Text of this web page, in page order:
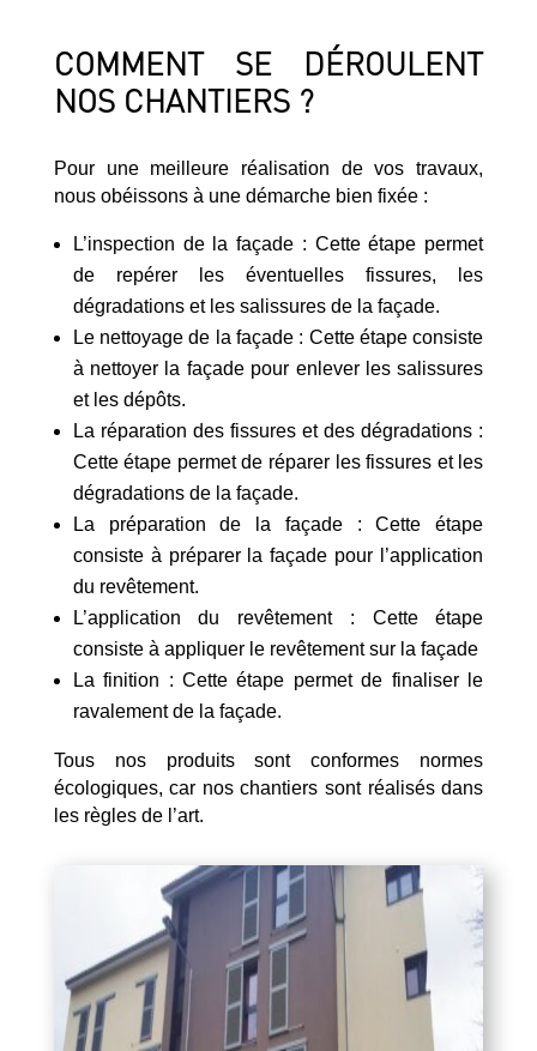
COMMENT SE DÉROULENT
NOS CHANTIERS ?
Pour une meilleure réalisation de vos travaux,
nous obéissons à une démarche bien fixée :
L’inspection de la façade : Cette étape permet
de repérer les éventuelles fissures, les
dégradations et les salissures de la façade.
Le nettoyage de la façade : Cette étape consiste
à nettoyer la façade pour enlever les salissures
et les dépôts.
La réparation des fissures et des dégradations :
Cette étape permet de réparer les fissures et les
dégradations de la façade.
La préparation de la façade : Cette étape
consiste à préparer la façade pour l’application
du revêtement.
L’application du revêtement : Cette étape
consiste à appliquer le revêtement sur la façade
La finition : Cette étape permet de finaliser le
ravalement de la façade.
Tous nos produits sont conformes normes
écologiques, car nos chantiers sont réalisés dans
les règles de l’art.